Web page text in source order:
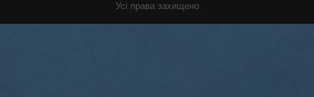
Усі права захищено